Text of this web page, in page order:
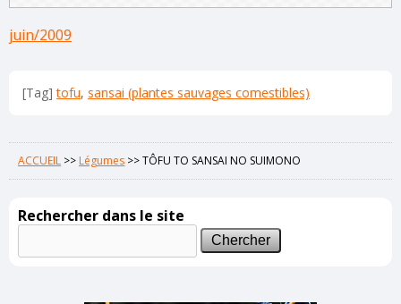
juin/2009
[Tag]tofu, sansai (plantes sauvages comestibles)
ACCUEIL >>Légumes >>TÔFU TO SANSAI NO SUIMONO
Rechercher dans le site